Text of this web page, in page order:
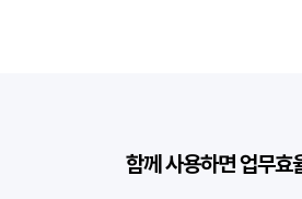
함께 사용하면 업무효